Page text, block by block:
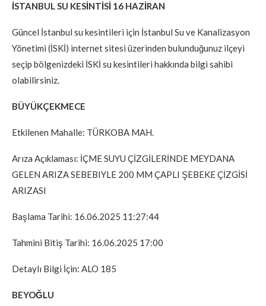
İSTANBUL SU KESİNTİSİ 16 HAZİRAN
Güncel İstanbul su kesintileri için İstanbul Su ve Kanalizasyon
Yönetimi (İSKİ) internet sitesi üzerinden bulunduğunuz ilçeyi
seçip bölgenizdeki İSKİ su kesintileri hakkında bilgi sahibi
olabilirsiniz.
BÜYÜKÇEKMECE
Etkilenen Mahalle: TÜRKOBA MAH.
Arıza Açıklaması: İÇME SUYU ÇİZGİLERİNDE MEYDANA
GELEN ARIZA SEBEBIYLE 200 MM ÇAPLI ŞEBEKE ÇİZGİSİ
ARIZASI
Başlama Tarihi: 16.06.2025 11:27:44
Tahmini Bitiş Tarihi: 16.06.2025 17:00
Detaylı Bilgi İçin: ALO 185
BEYOĞLU